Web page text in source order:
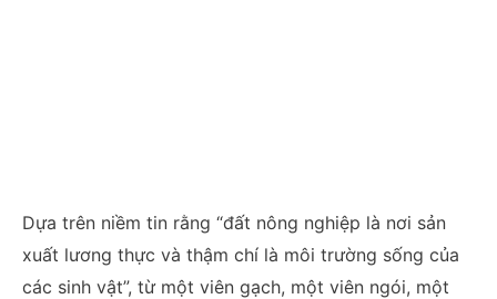
Dựa trên niềm tin rằng “đất nông nghiệp là nơi sản
xuất lương thực và thậm chí là môi trường sống của
các sinh vật”, từ một viên gạch, một viên ngói, một